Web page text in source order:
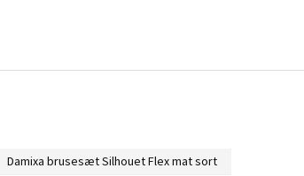
Damixa brusesæt Silhouet Flex mat sort